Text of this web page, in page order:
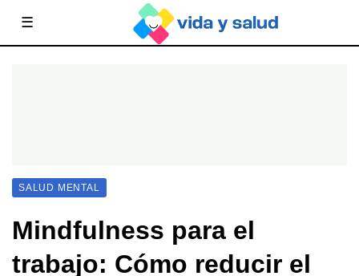
☰
SALUD MENTAL
Mindfulness para el
trabajo: Cómo reducir el